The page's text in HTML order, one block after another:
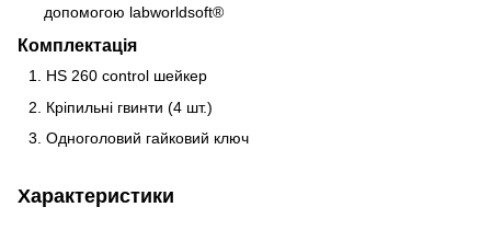
допомогою labworldsoft®
Комплектація
HS 260 control шейкер
Кріпильні гвинти (4 шт.)
Одноголовий гайковий ключ
Характеристики